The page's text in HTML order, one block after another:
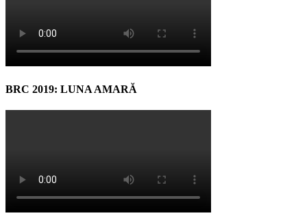
BRC 2019: LUNA AMARĂ